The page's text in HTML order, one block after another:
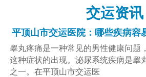
交运资讯
平顶山市交运医院：哪些疾病容
睾丸疼痛是一种常见的男性健康问题
这种症状的出现。泌尿系统疾病是睾
之一。在平顶山市交运医